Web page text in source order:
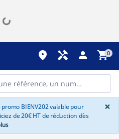
place handyman person shopping_cart0
BIENV202 valable pour
de 20€ HT de réduction dès
×